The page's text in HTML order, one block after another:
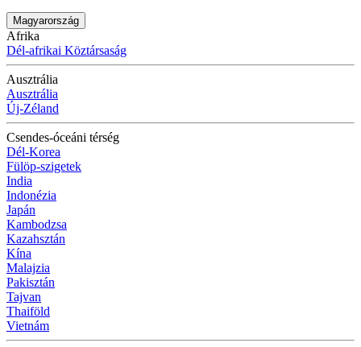
Magyarország
Afrika
Dél-afrikai Köztársaság
Ausztrália
Ausztrália
Új-Zéland
Csendes-óceáni térség
Dél-Korea
Fülöp-szigetek
India
Indonézia
Japán
Kambodzsa
Kazahsztán
Kína
Malajzia
Pakisztán
Tajvan
Thaiföld
Vietnám